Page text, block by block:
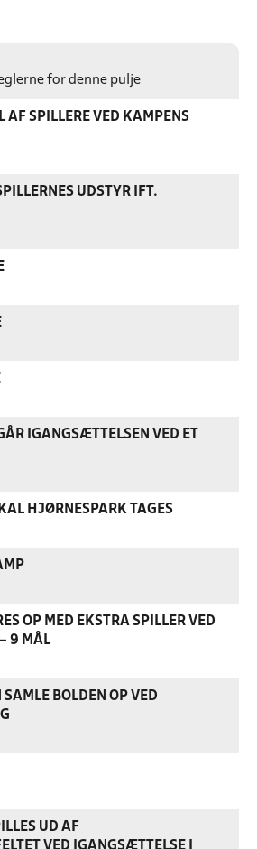
for denne pulje
AF SPILLERE VED KAMPENS
UDSTYR IFT.
IGANGSÆTTELSEN VED ET
HJØRNESPARK TAGES
OP MED EKSTRA SPILLER VED
9 MÅL
BOLDEN OP VED
UD AF
VED IGANGSÆTTELSE I